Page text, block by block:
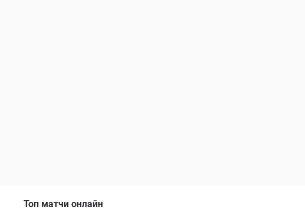
Топ матчи онлайн